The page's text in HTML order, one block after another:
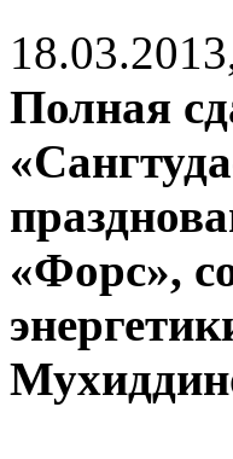
Полная
«Форс»,